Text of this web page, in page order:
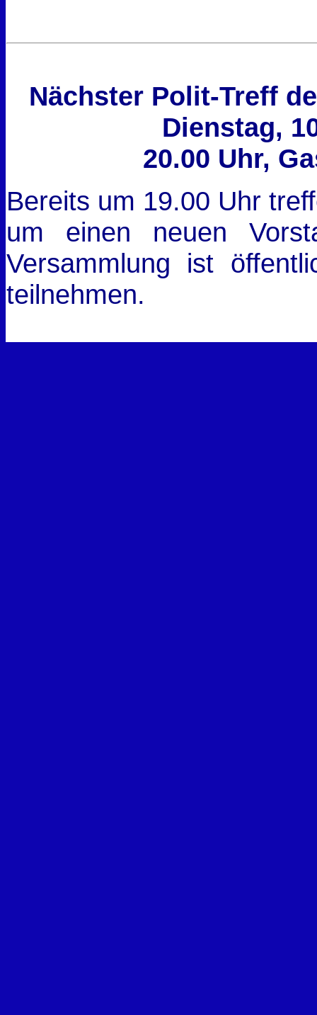
Nächster Polit-Treff
Dienstag,
20.00 Uhr,
Bereits um 19.00 Uhr
um einen neuen
Versammlung ist
teilnehmen.